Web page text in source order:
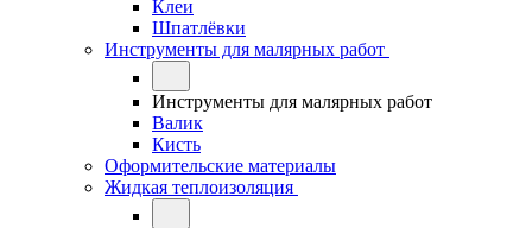
Клеи
Шпатлёвки
Инструменты для малярных работ
Инструменты для малярных работ
Валик
Кисть
Оформительские материалы
Жидкая теплоизоляция